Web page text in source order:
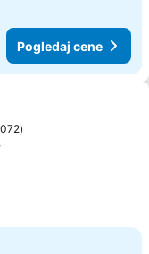
Pogledaj cene